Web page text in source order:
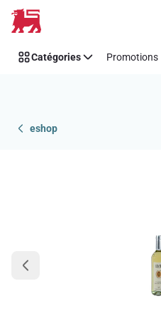
Passer
Catégories Promotions
eshop